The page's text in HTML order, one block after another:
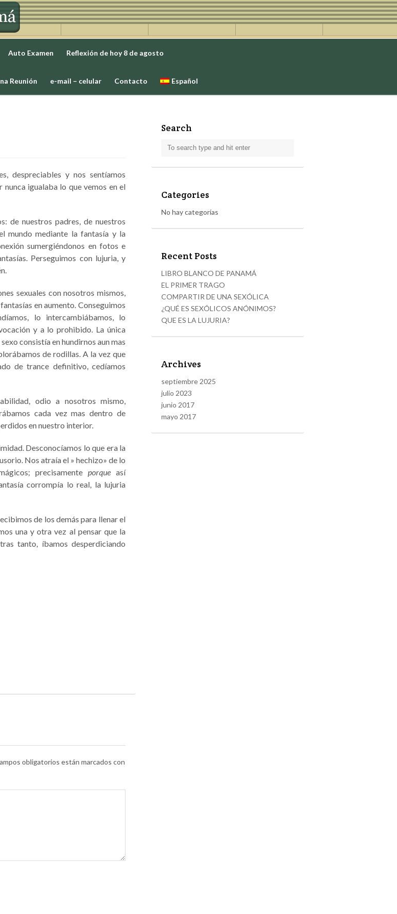
Auto Examen Reflexión de hoy 8 de agosto
Reunión e-mail – celular Contacto Español
despreciables y nos sentíamos
igualaba lo que vemos en el
de nuestros padres, de nuestros
mundo mediante la fantasía y la
sumergiéndonos en fotos e
Perseguimos con lujuria, y
sexuales con nosotros mismos,
en aumento. Conseguimos
lo intercambiábamos, lo
y a lo prohibido. La única
consistía en hundirnos aun mas
de rodillas. A la vez que
de trance definitivo, cedíamos
odio a nosotros mismo,
cada vez mas dentro de
en nuestro interior.
Desconocíamos lo que era la
Nos atraía el » hechizo» de lo
precisamenteporque así
corrompía lo real, la lujuria
de los demás para llenar el
una y otra vez al pensar que la
tanto, íbamos desperdiciando
obligatorios están marcados con
Search
Categories
No hay categorías
Recent Posts
LIBRO BLANCO DE PANAMÁ
EL PRIMER TRAGO
COMPARTIR DE UNA SEXÓLICA
¿QUÉ ES SEXÓLICOS ANÓNIMOS?
QUE ES LA LUJURIA?
Archives
septiembre 2025
julio 2023
junio 2017
mayo 2017